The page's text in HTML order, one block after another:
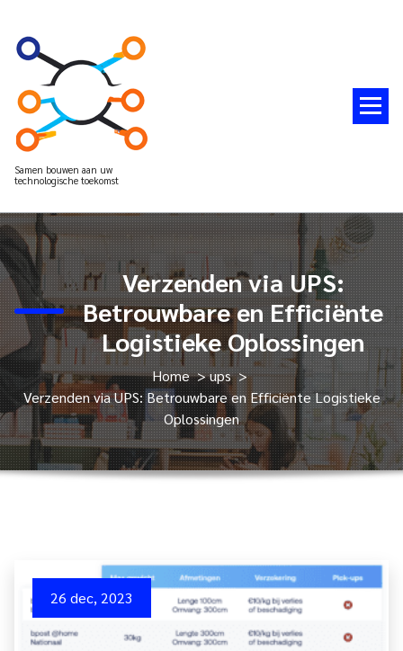
Samen bouwen aan uw
technologische toekomst
Verzenden via UPS:
Betrouwbare en Efficiënte
Logistieke Oplossingen
Home>ups>
Verzenden via UPS: Betrouwbare en Efficiënte Logistieke
Oplossingen
26 dec, 2023